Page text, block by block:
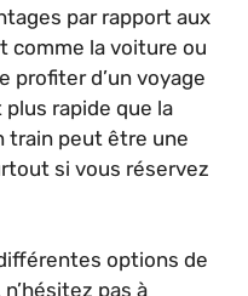
par rapport aux
comme la voiture ou
profiter d’un voyage
rapide que la
train peut être une
si vous réservez
options de
pas à